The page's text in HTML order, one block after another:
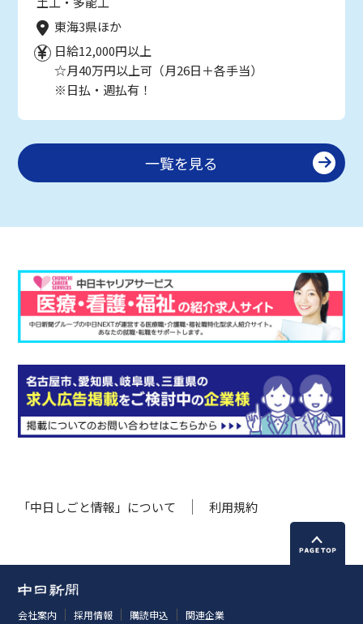
東海3県ほか
日給12,000円以上
☆月40万円以上可（月26日＋各手当）
※日払・週払有！
一覧を見る
「中日しごと情報」について 利用規約
会社案内 採用情報 購読申込 関連企業